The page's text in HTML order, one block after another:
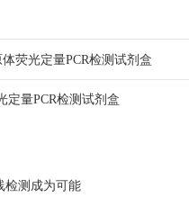
荧光定量PCR检测试剂盒
定量PCR检测试剂盒
检测成为可能